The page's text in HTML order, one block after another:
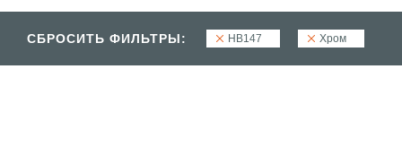
СБРОСИТЬ ФИЛЬТРЫ: HB147 Хром